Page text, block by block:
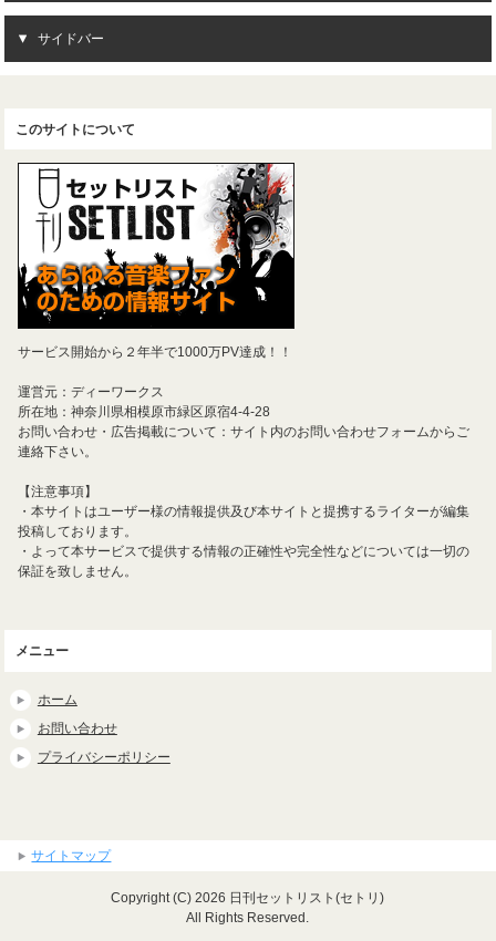
サイドバー
このサイトについて
サービス開始から２年半で1000万PV達成！！
運営元：ディーワークス
所在地：神奈川県相模原市緑区原宿4-4-28
お問い合わせ・広告掲載について：サイト内のお問い合わせフォームからご
連絡下さい。
【注意事項】
・本サイトはユーザー様の情報提供及び本サイトと提携するライターが編集
投稿しております。
・よって本サービスで提供する情報の正確性や完全性などについては一切の
保証を致しません。
メニュー
ホーム
お問い合わせ
プライバシーポリシー
サイトマップ
Copyright (C) 2026 日刊セットリスト(セトリ)
All Rights Reserved.